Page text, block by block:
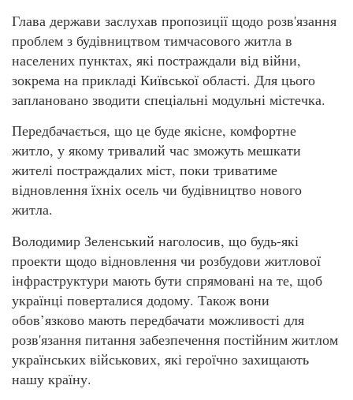
Глава держави заслухав пропозиції щодо розв'язання
проблем з будівництвом тимчасового житла в
населених пунктах, які постраждали від війни,
зокрема на прикладі Київської області. Для цього
заплановано зводити спеціальні модульні містечка.
Передбачається, що це буде якісне, комфортне
житло, у якому тривалий час зможуть мешкати
жителі постраждалих міст, поки триватиме
відновлення їхніх осель чи будівництво нового
житла.
Володимир Зеленський наголосив, що будь-які
проекти щодо відновлення чи розбудови житлової
інфраструктури мають бути спрямовані на те, щоб
українці поверталися додому. Також вони
обов’язково мають передбачати можливості для
розв'язання питання забезпечення постійним житлом
українських військових, які героїчно захищають
нашу країну.